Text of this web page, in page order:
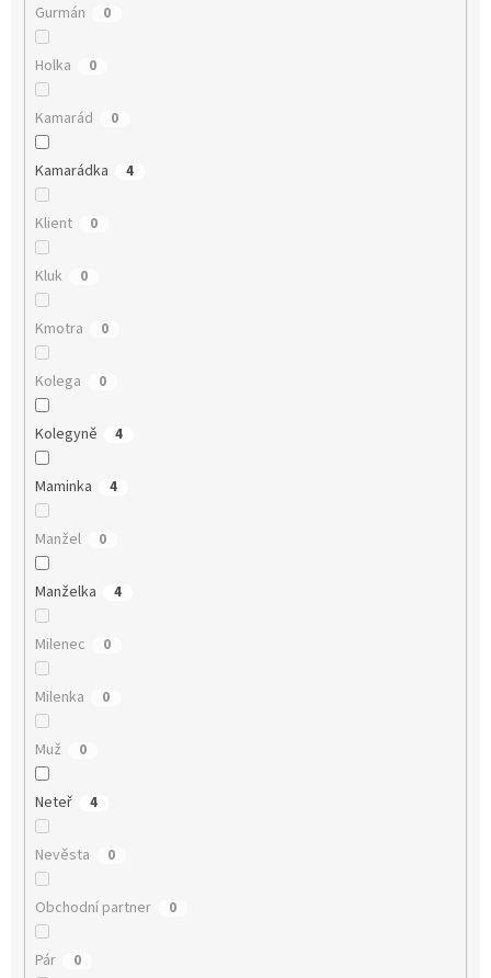
Gurmán 0
Holka 0
Kamarád 0
Kamarádka 4
Klient 0
Kluk 0
Kmotra 0
Kolega 0
Kolegyně 4
Maminka 4
Manžel 0
Manželka 4
Milenec 0
Milenka 0
Muž 0
Neteř 4
Nevěsta 0
Obchodní partner 0
Pár 0